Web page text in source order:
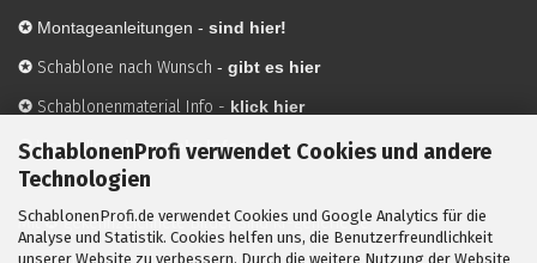
SchablonenProfi verwendet Cookies und andere
Technologien
SchablonenProfi.de verwendet Cookies und Google Analytics für die
Analyse und Statistik. Cookies helfen uns, die Benutzerfreundlichkeit
unserer Website zu verbessern. Durch die weitere Nutzung der Website
✪ Montageanleitungen - sind hier!
✪ Schablone nach Wunsch - gibt es hier
✪ Schablonenmaterial Info - klick hier
✪Hersteller-hier mehr Infos
Mit ✪ gekennzeichnete Bilder sind KI-generierte